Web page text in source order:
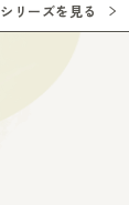
シリーズを見る